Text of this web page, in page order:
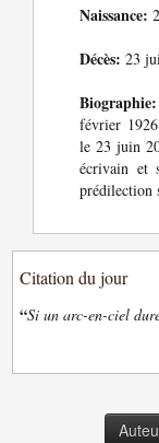
Naissance:
Décès: 23
Biographie:
février
le 23 juin
écrivain et
prédilection
Citation du jour
“Si un arc-en-ciel